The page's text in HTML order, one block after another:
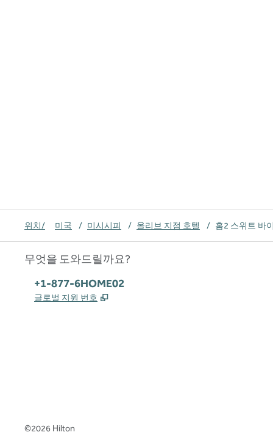
위치/ 미국 / 미시시피 / 올리브 지점 호텔 / 홈2 스위트 바
무엇을 도와드릴까요?
전화:
+1-877-6HOME02
글로벌 지원 번호 ,
©2026 Hilton